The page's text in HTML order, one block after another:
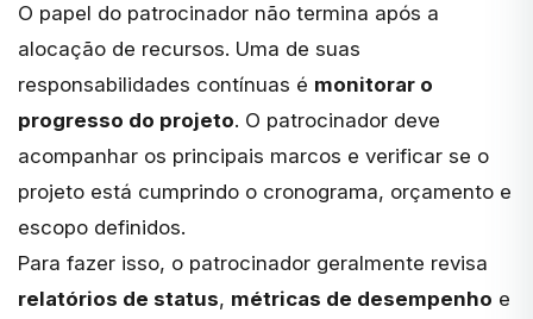
O papel do patrocinador não termina após a
alocação de recursos. Uma de suas
responsabilidades contínuas é monitorar o
progresso do projeto. O patrocinador deve
acompanhar os principais marcos e verificar se o
projeto está cumprindo o cronograma, orçamento e
escopo definidos.
Para fazer isso, o patrocinador geralmente revisa
relatórios de status, métricas de desempenho e